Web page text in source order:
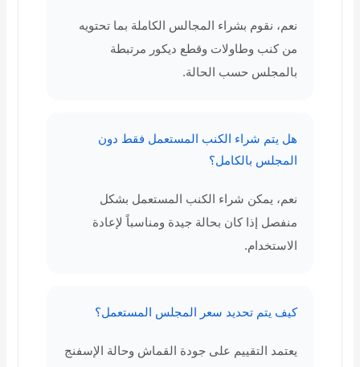
نعم، نقوم بشراء المجالس الكاملة بما تحتويه
من كنب وطاولات وقطع ديكور مرتبطة
بالمجلس حسب الحالة.
هل يتم شراء الكنب المستعمل فقط دون
المجلس بالكامل؟
نعم، يمكن شراء الكنب المستعمل بشكل
منفصل إذا كان بحالة جيدة ومناسباً لإعادة
الاستخدام.
كيف يتم تحديد سعر المجلس المستعمل؟
يعتمد التقييم على جودة القماش وحالة الإسفنج